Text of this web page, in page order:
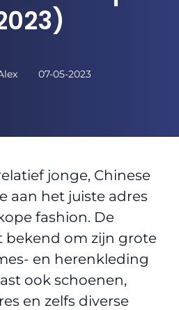
07-05-2023
jonge, Chinese
aan het juiste adres
fashion. De
bekend om zijn grote
en herenkleding
ook schoenen,
en zelfs diverse